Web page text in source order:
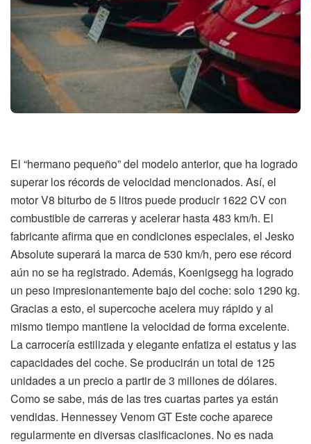
El “hermano pequeño” del modelo anterior, que ha logrado
superar los récords de velocidad mencionados. Así, el
motor V8 biturbo de 5 litros puede producir 1622 CV con
combustible de carreras y acelerar hasta 483 km/h. El
fabricante afirma que en condiciones especiales, el Jesko
Absolute superará la marca de 530 km/h, pero ese récord
aún no se ha registrado. Además, Koenigsegg ha logrado
un peso impresionantemente bajo del coche: solo 1290 kg.
Gracias a esto, el supercoche acelera muy rápido y al
mismo tiempo mantiene la velocidad de forma excelente.
La carrocería estilizada y elegante enfatiza el estatus y las
capacidades del coche. Se producirán un total de 125
unidades a un precio a partir de 3 millones de dólares.
Como se sabe, más de las tres cuartas partes ya están
vendidas. Hennessey Venom GT Este coche aparece
regularmente en diversas clasificaciones. No es nada